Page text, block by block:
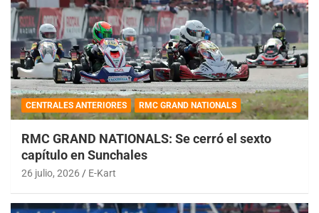
CENTRALES ANTERIORES RMC GRAND NATIONALS
RMC GRAND NATIONALS: Se cerró el sexto
capítulo en Sunchales
26 julio, 2026 E-Kart